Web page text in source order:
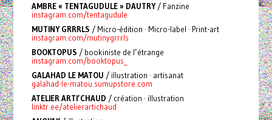
AMBRE « TENTAGUDULE » DAUTRY/ Fanzine
instagram.com/tentagudule
MUTINY GRRRLS / Micro-édition · Micro-label · Print-art
instagram.com/mutinygrrrls
BOOKTOPUS / bookiniste de l’étrange
instagram.com/booktopus_
GALAHAD LE MATOU / illustration · artisanat
galahad-le-matou.sumupstore.com
ATELIER ARTI’CHAUD / création · illustration
linktr.ee/atelierartichaud